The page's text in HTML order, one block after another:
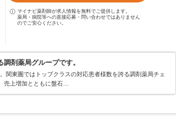
マイナビ薬剤師が求人情報を無料でご提供します。
薬局・病院等への直接応募・問い合わせではありません
のでご安心ください。
剤薬局グループです。
関東圏ではトップクラスの対応患者様数を誇る調剤薬局チェ
売上増加とともに盤石…